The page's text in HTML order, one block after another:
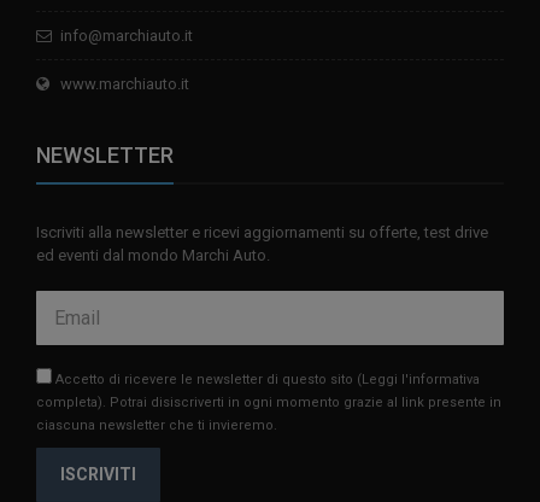
info@marchiauto.it
www.marchiauto.it
NEWSLETTER
Iscriviti alla newsletter e ricevi aggiornamenti su offerte, test drive
ed eventi dal mondo Marchi Auto.
Accetto di ricevere le newsletter di questo sito (Leggi l'informativa
completa). Potrai disiscriverti in ogni momento grazie al link presente in
ciascuna newsletter che ti invieremo.
ISCRIVITI